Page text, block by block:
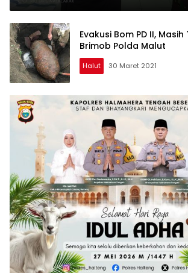
Evakusi Bom PD II,
Brimob Polda Malut
Halut 30 Maret 2021